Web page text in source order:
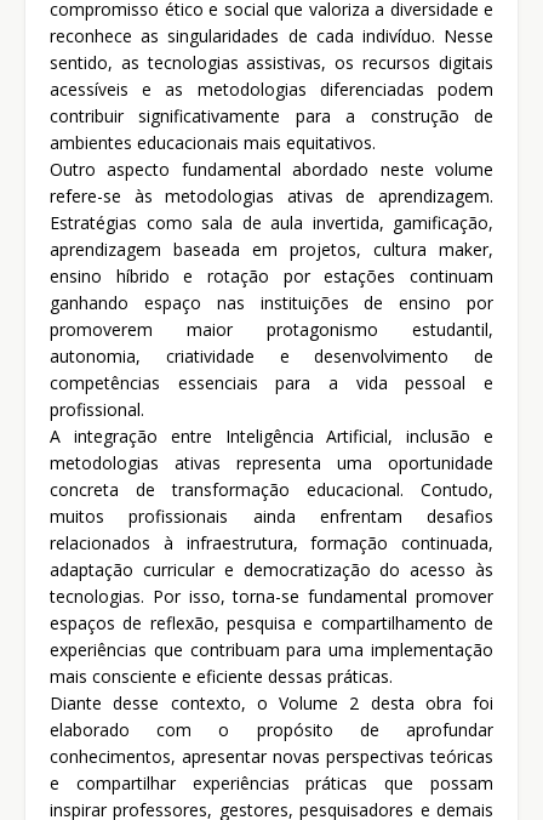
compromisso ético e social que valoriza a diversidade e
reconhece as singularidades de cada indivíduo. Nesse
sentido, as tecnologias assistivas, os recursos digitais
acessíveis e as metodologias diferenciadas podem
contribuir significativamente para a construção de
ambientes educacionais mais equitativos.
Outro aspecto fundamental abordado neste volume
refere-se às metodologias ativas de aprendizagem.
Estratégias como sala de aula invertida, gamificação,
aprendizagem baseada em projetos, cultura maker,
ensino híbrido e rotação por estações continuam
ganhando espaço nas instituições de ensino por
promoverem maior protagonismo estudantil,
autonomia, criatividade e desenvolvimento de
competências essenciais para a vida pessoal e
profissional.
A integração entre Inteligência Artificial, inclusão e
metodologias ativas representa uma oportunidade
concreta de transformação educacional. Contudo,
muitos profissionais ainda enfrentam desafios
relacionados à infraestrutura, formação continuada,
adaptação curricular e democratização do acesso às
tecnologias. Por isso, torna-se fundamental promover
espaços de reflexão, pesquisa e compartilhamento de
experiências que contribuam para uma implementação
mais consciente e eficiente dessas práticas.
Diante desse contexto, o Volume 2 desta obra foi
elaborado com o propósito de aprofundar
conhecimentos, apresentar novas perspectivas teóricas
e compartilhar experiências práticas que possam
inspirar professores, gestores, pesquisadores e demais